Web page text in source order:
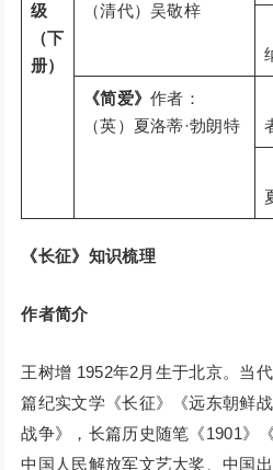
级
（下
册）
（清代）吴敬梓
《简爱》作者：
（英）夏洛蒂·勃朗特
《长征》知识梳理
作者简介
王树增 1952年2月生于北京。当
篇纪实文学《长征》《远东朝鲜
战争》，长篇历史随笔《1901》
中国人民解放军文艺大奖、中国